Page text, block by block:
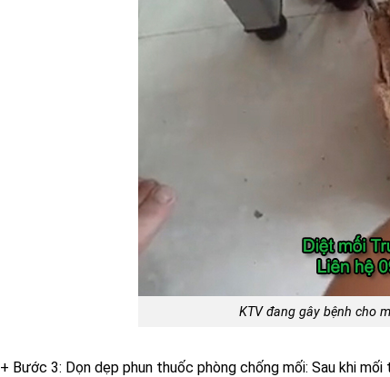
KTV đang gây bệnh cho
+ Bước 3: Dọn dẹp phun thuốc phòng chống mối: Sau khi